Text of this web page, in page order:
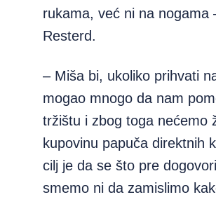
rukama, već ni na nogama
Resterd.
– Miša bi, ukoliko prihvati
mogao mnogo da nam
tržištu i zbog toga nećemo
kupovinu papuča direktnih
cilj je da se što pre
smemo ni da zamislimo